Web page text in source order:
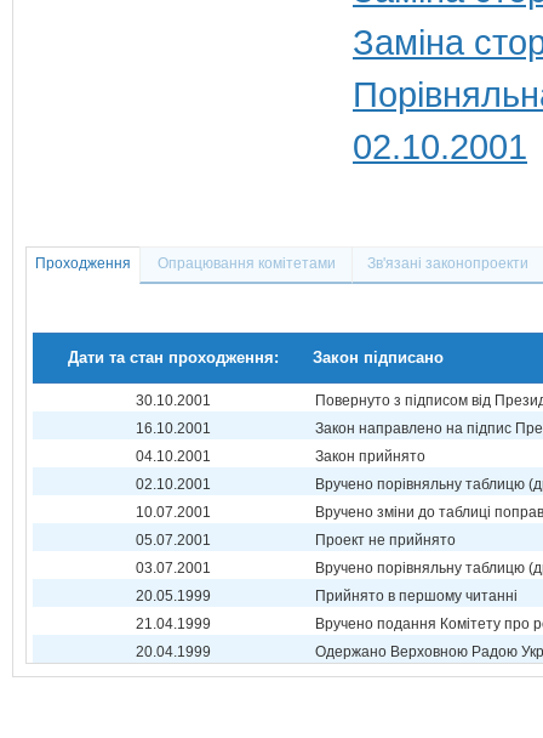
Заміна
02.10.2001
Проходження Опрацювання комітетами Зв'язані законопроекти
Дати та стан проходження: Закон підписано
30.10.2001
Повернуто з підписом від
16.10.2001
Закон направлено на підпис
04.10.2001
Закон прийнято
02.10.2001
Вручено порівняльну таблицю
10.07.2001
Вручено зміни до таблиці
05.07.2001
Проект не прийнято
03.07.2001
Вручено порівняльну таблицю
20.05.1999
Прийнято в першому читанні
21.04.1999
Вручено подання Комітету про
20.04.1999
Одержано Верховною Радою